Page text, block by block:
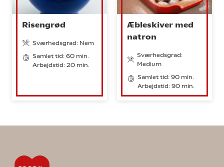
Risengrød
Sværhedsgrad: Nem
Samlet tid: 60 min.
Arbejdstid: 20 min.
Æbleskiver med
natron
Sværhedsgrad:
Medium
Samlet tid: 90 min.
Arbejdstid: 90 min.